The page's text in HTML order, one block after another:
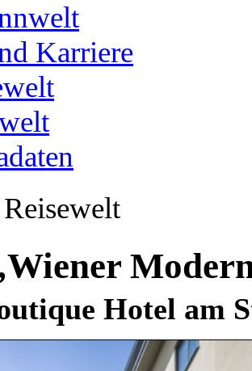
Karriere
Reisewelt
Hotel am